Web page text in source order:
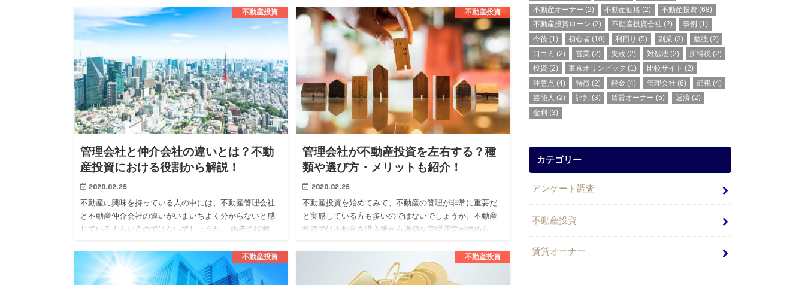
ます。 賃貸オー…
藤 剛、本社：東京都渋谷区）は、上場企業勤続3年目以
上の20代男…
不動産投資
管理会社と仲介会社の違いとは？不動
産投資における役割から解説！
2020.02.25
不動産に興味を持っている人の中には、不動産管理会社
と不動産仲介会社の違いがいまいちよく分からないと感
じている人もいるのではないでしょうか。 両者の役割
す。 今回は、そんな不…
不動産投資
管理会社が不動産投資を左右する？種
類や選び方・メリットも紹介！
2020.02.25
不動産投資を始めてみて、不動産の管理が非常に重要だ
と実感している方も多いのではないでしょうか。不動産
投資では不動産を購入後から適切な管理運営が求めら
不動産投資 不動産投資
不動産オーナー (2) 不動産価格 (2) 不動産投資 (68)
不動産投資ローン (2) 不動産投資会社 (2) 事例 (1)
今後 (1) 初心者 (10) 利回り (5) 副業 (2) 勉強 (2)
口コミ (2) 営業 (2) 失敗 (2) 対処法 (2) 所得税 (2)
投資 (2) 東京オリンピック (1) 比較サイト (2)
注意点 (4) 特徴 (2) 税金 (4) 管理会社 (6) 節税 (4)
芸能人 (2) 評判 (3) 賃貸オーナー (5) 返済 (2)
金利 (3)
カテゴリー
アンケート調査
不動産投資
賃貸オーナー